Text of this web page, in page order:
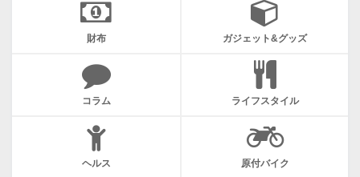
財布 ガジェット&グッズ
コラム ライフスタイル
ヘルス 原付バイク